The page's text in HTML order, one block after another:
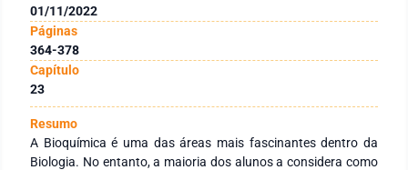
01/11/2022
Páginas
364-378
Capítulo
23
Resumo
A Bioquímica é uma das áreas mais fascinantes dentro da
Biologia. No entanto, a maioria dos alunos a considera como